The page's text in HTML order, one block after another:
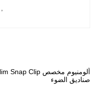
صناديق الضوء